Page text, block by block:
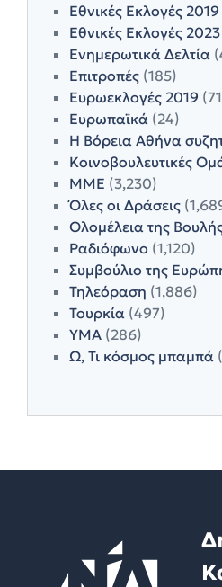
Εθνικές Εκλογές 2019
Εθνικές Εκλογές 2023
Ενημερωτικά Δελτία
Επιτροπές (185)
Ευρωεκλογές 2019
Ευρωπαϊκά (24)
Η Βόρεια Αθήνα
Κοινοβουλευτικές
ΜΜΕ (3,230)
Όλες οι Δράσεις
Ολομέλεια της
Ραδιόφωνο (1,120)
Συμβούλιο της
Τηλεόραση (1,886)
Τουρκία (497)
ΥΜΑ (286)
Ω, Τι κόσμος μπαμπά